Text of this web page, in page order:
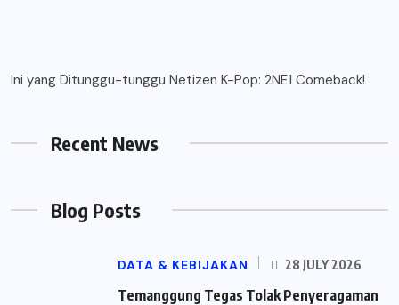
Ini yang Ditunggu-tunggu Netizen K-Pop: 2NE1 Comeback!
Recent News
Blog Posts
DATA & KEBIJAKAN 28 JULY 2026
Temanggung Tegas Tolak Penyeragaman